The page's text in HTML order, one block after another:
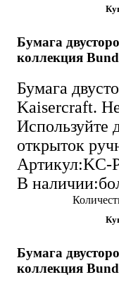
Бумага
коллекция
Бумага
Kaisercraft.
Используйте
открыток
Артикул:KC-
В
Бумага
коллекция